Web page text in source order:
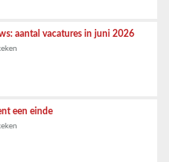
aantal vacatures in juni 2026
een einde